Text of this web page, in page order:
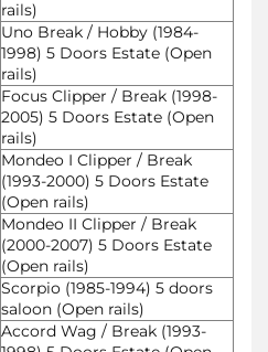
rails)
Uno Break / Hobby (1984-
1998) 5 Doors Estate (Open
rails)
Focus Clipper / Break (1998-
2005) 5 Doors Estate (Open
rails)
Mondeo I Clipper / Break
(1993-2000) 5 Doors Estate
(Open rails)
Mondeo II Clipper / Break
(2000-2007) 5 Doors Estate
(Open rails)
Scorpio (1985-1994) 5 doors
saloon (Open rails)
Accord Wag / Break (1993-